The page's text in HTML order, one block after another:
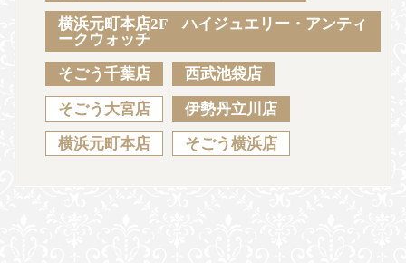
JA EN CH KO
横浜元町本店2F ハイジュエリー・アンティ
ークウォッチ
そごう千葉店 西武池袋店
そごう大宮店 伊勢丹立川店
横浜元町本店 そごう横浜店